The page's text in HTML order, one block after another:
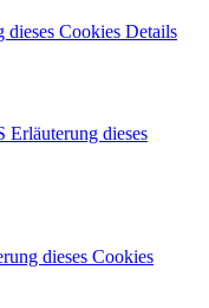
dieses Cookies Details
Erläuterung dieses
dieses Cookies